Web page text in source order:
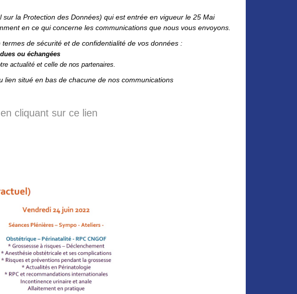
la Protection des Données) qui est entrée en vigueur le 25 Mai
en ce qui concerne les communications que nous vous envoyons.
de sécurité et de confidentialité de vos données :
ou échangées
actualité et celle de nos partenaires.
situé en bas de chacune de nos communications
cliquant sur ce lien